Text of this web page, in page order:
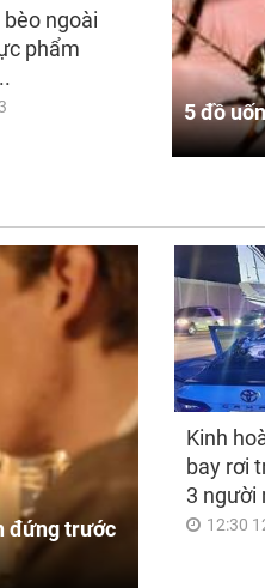
ngoài
phẩm
5 đồ
đứng trước
Kinh
bay rơi
3 người
12:30